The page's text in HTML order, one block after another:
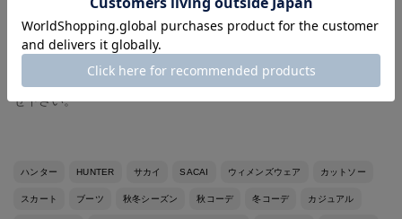
shoes:HUNTER（BLACK サイズ5 ）
bag: RIPANI
オンラインストアで取り扱っていない商品もお気軽にお問い合わ
せ下さい。
ハンター HUNTER サカイ SACAI ウィメンズウェア カットソー
スカート ブーツ 秋冬シーズン 秋コーデ 冬コーデ カジュアル